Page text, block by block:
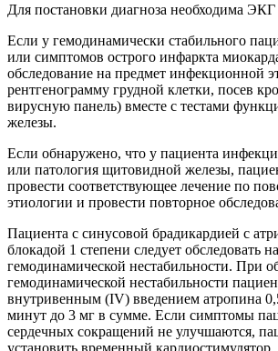
Для постановки диагноза необходима ЭКГ
Если у гемодинамически стабильного
или симптомов острого инфаркта
обследование на предмет инфекционной
рентгенограмму грудной клетки, посев
вирусную панель) вместе с тестами
железы.
Если обнаружено, что у пациента
или патология щитовидной железы,
провести соответствующее лечение по
этиологии и провести повторное
Пациента с синусовой брадикардией с
блокадой 1 степени следует обследовать
гемодинамической нестабильности. При
гемодинамической нестабильности
внутривенным (IV) введением атропина
минут до 3 мг в сумме. Если симптомы
сердечных сокращений не улучшаются,
установить временный